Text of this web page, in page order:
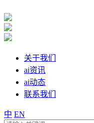
关于我们
ai资讯
ai动态
联系我们
中 EN